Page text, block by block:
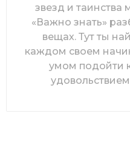
звезд и
«Важно знать»
вещах. Тут ты
каждом своем
умом подойти